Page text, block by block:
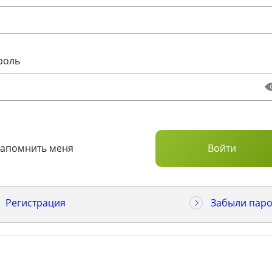
меня
Регистрация Забыли